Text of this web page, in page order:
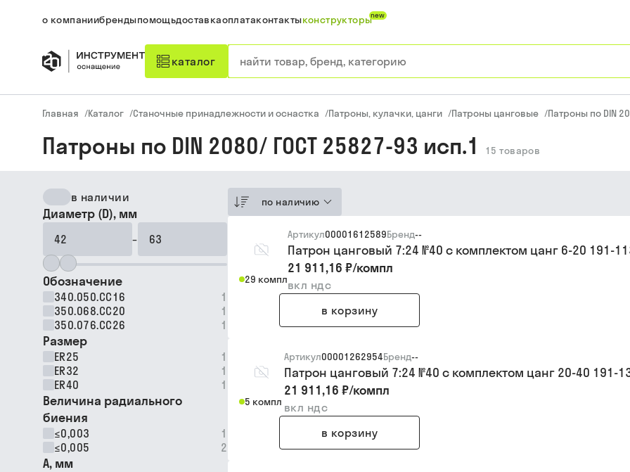
о компаниибрендыпомощьдоставкаоплатаконтактыконструкторыnew
каталог
Главная /Каталог /Станочные принадлежности и оснастка /Патроны, кулачки, цанги /Патроны цанговые /Патроны по DIN
Патроны по DIN 2080/ ГОСТ 25827-93 исп.1 15 товаров
в наличии
Диаметр (D), мм
–
Обозначение
340.050.CC16
1
350.068.CC20
1
350.076.CC26
1
Размер
ER25
1
ER32
1
ER40
1
Величина радиального
биения
≤0,003
1
≤0,005
2
A, мм
по наличию
29 компл
Артикул00001612589Бренд--
Патрон цанговый 7:24 №40 с комплектом цанг 6-20 191-
21 911,16 ₽/компл
вкл ндс
в корзину
5 компл
Артикул00001262954Бренд--
Патрон цанговый 7:24 №40 с комплектом цанг 20-40 191-
21 911,16 ₽/компл
вкл ндс
в корзину